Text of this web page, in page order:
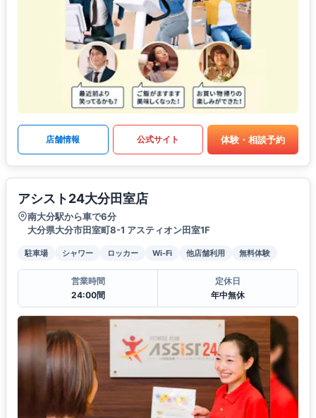
店舗情報 公式サイト 体験・相談予約
アシスト24大分田室店
南大分駅から車で6分
大分県大分市田室町8-1 アスティオン田室1F
駐車場 シャワー ロッカー Wi-Fi 他店舗利用 無料体験
営業時間
24:00間
定休日
年中無休